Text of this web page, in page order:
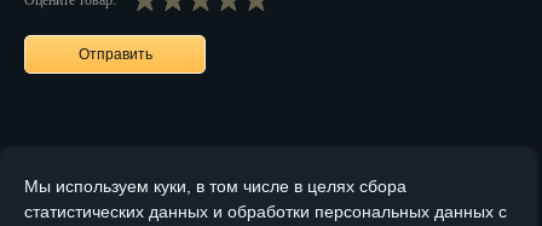
Ростов-на-Дону
Мы используем куки, в том числе в целях сбора
статистических данных и обработки персональных данных с